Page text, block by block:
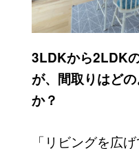
3LDKから2LDK
が、間取りはど
か？
「リビングを広